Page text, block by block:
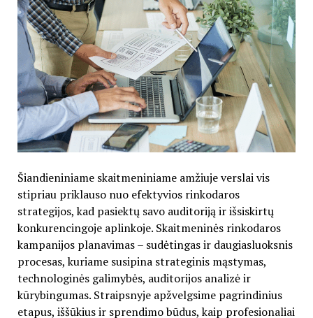
Šiandieniniame skaitmeniniame amžiuje verslai vis
stipriau priklauso nuo efektyvios rinkodaros
strategijos, kad pasiektų savo auditoriją ir išsiskirtų
konkurencingoje aplinkoje. Skaitmeninės rinkodaros
kampanijos planavimas – sudėtingas ir daugiasluoksnis
procesas, kuriame susipina strateginis mąstymas,
technologinės galimybės, auditorijos analizė ir
kūrybingumas. Straipsnyje apžvelgsime pagrindinius
etapus, iššūkius ir sprendimo būdus, kaip profesionaliai